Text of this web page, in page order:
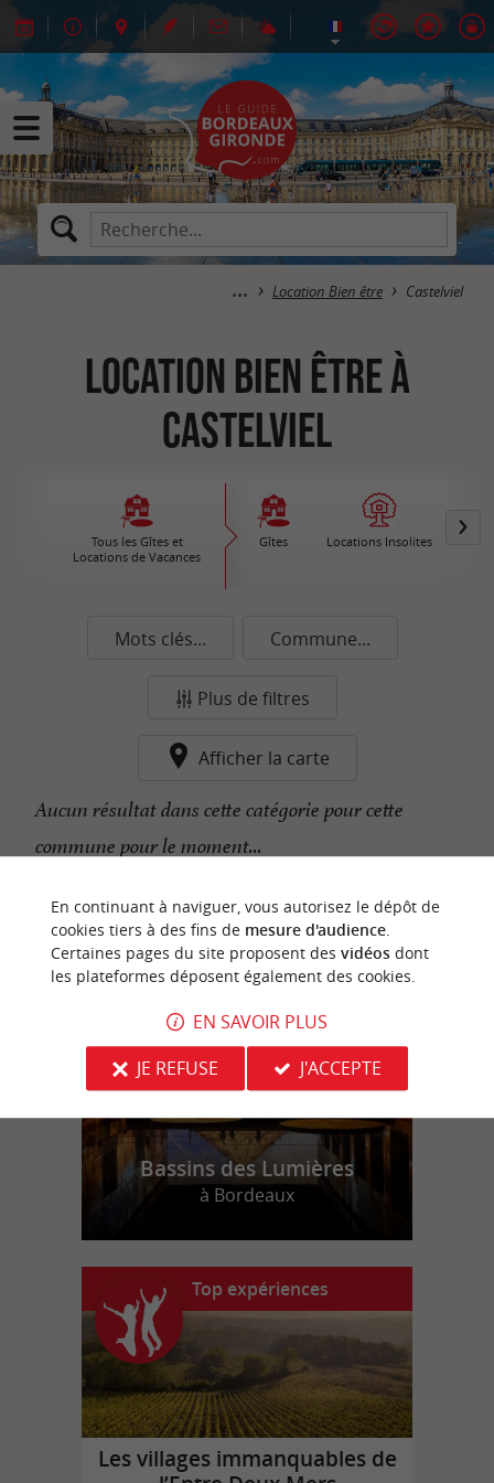
Location Bien être Castelviel
Location Bien être à
Castelviel
Tous les Gîtes et
Locations de Vacances
Gîtes Locations Insolites
Mots clés... Commune...
Plus de filtres
Afficher la carte
Aucun résultat dans cette catégorie pour cette
commune pour le moment...
n
o
t
r
e
c
o
u
p
d
e
c
o
e
u
r
Bassins des Lumières
à Bordeaux
Top expériences
Les villages immanquables de
En continuant à naviguer, vous autorisez le dépôt de
cookies tiers à des fins de mesure d'audience.
Certaines pages du site proposent des vidéosdont
les plateformes déposent également des cookies.
EN SAVOIR PLUS
JE REFUSE
J'ACCEPTE